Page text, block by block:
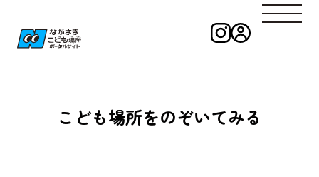
ながさきこども
こども場所をのぞいてみる